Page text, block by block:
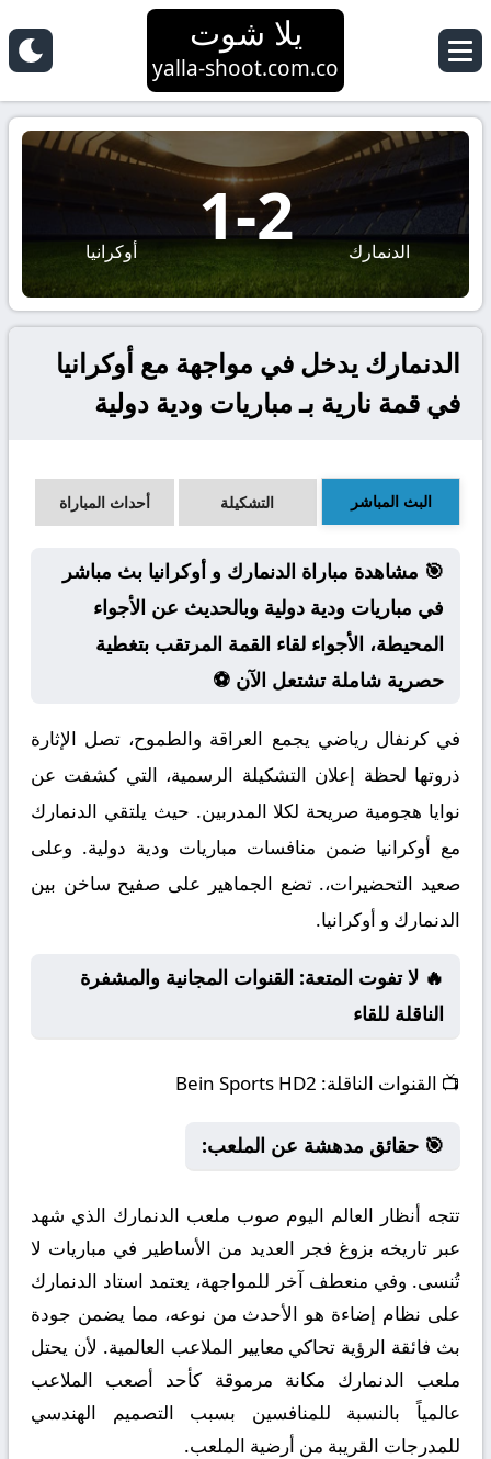
يلا شوت
yalla-shoot.com.co
الدنمارك 2
-
1 أوكرانيا
الدنمارك يدخل في مواجهة مع أوكرانيا
في قمة نارية بـ مباريات ودية دولية
البث المباشر التشكيلة أحداث المباراة
🎯 مشاهدة مباراة الدنمارك و أوكرانيا بث مباشر
في مباريات ودية دولية وبالحديث عن الأجواء
المحيطة، الأجواء لقاء القمة المرتقب بتغطية
حصرية شاملة تشتعل الآن ⚽
في كرنفال رياضي يجمع العراقة والطموح، تصل الإثارة
ذروتها لحظة إعلان التشكيلة الرسمية، التي كشفت عن
نوايا هجومية صريحة لكلا المدربين. حيث يلتقي الدنمارك
مع أوكرانيا ضمن منافسات مباريات ودية دولية. وعلى
صعيد التحضيرات،. تضع الجماهير على صفيح ساخن بين
الدنمارك و أوكرانيا.
🔥 لا تفوت المتعة: القنوات المجانية والمشفرة
الناقلة للقاء
📺 القنوات الناقلة:
🎯 حقائق مدهشة عن الملعب:
تتجه أنظار العالم اليوم صوب ملعب الدنمارك الذي شهد
عبر تاريخه بزوغ فجر العديد من الأساطير في مباريات لا
تُنسى. وفي منعطف آخر للمواجهة، يعتمد استاد الدنمارك
على نظام إضاءة هو الأحدث من نوعه، مما يضمن جودة
بث فائقة الرؤية تحاكي معايير الملاعب العالمية. لأن يحتل
ملعب الدنمارك مكانة مرموقة كأحد أصعب الملاعب
عالمياً بالنسبة للمنافسين بسبب التصميم الهندسي
للمدرجات القريبة من أرضية الملعب.